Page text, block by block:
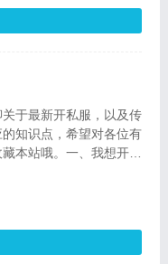
于最新开私服，以及传
知识点，希望对各位有
本站哦。一、我想开一